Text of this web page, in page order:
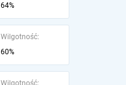
64%
Wilgotność:
60%
Wilgotność: